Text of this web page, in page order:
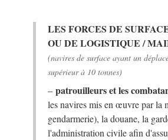
LES FORCES DE
OU DE LOGISTIQUE /
(navires de surface ayant un
supérieur à 10 tonnes)
– patrouilleurs et les
les navires mis en œuvre par la
gendarmerie), la douane, la
l'administration civile afin